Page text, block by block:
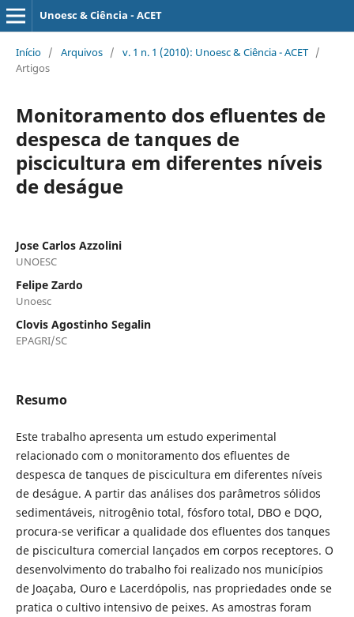
Unoesc & Ciência - ACET
Início / Arquivos / v. 1 n. 1 (2010): Unoesc & Ciência - ACET /
Artigos
Monitoramento dos efluentes de
despesca de tanques de
piscicultura em diferentes níveis
de deságue
Jose Carlos Azzolini
UNOESC
Felipe Zardo
Unoesc
Clovis Agostinho Segalin
EPAGRI/SC
Resumo
Este trabalho apresenta um estudo experimental
relacionado com o monitoramento dos efluentes de
despesca de tanques de piscicultura em diferentes níveis
de deságue. A partir das análises dos parâmetros sólidos
sedimentáveis, nitrogênio total, fósforo total, DBO e DQO,
procura-se verificar a qualidade dos efluentes dos tanques
de piscicultura comercial lançados em corpos receptores. O
desenvolvimento do trabalho foi realizado nos municípios
de Joaçaba, Ouro e Lacerdópolis, nas propriedades onde se
pratica o cultivo intensivo de peixes. As amostras foram